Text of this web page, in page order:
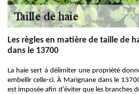
Les règles en matière de taille de
dans le 13700
La haie sert à délimiter une propriété
embellir celle-ci. À Marignane dans le
est imposée afin d’éviter que les branches